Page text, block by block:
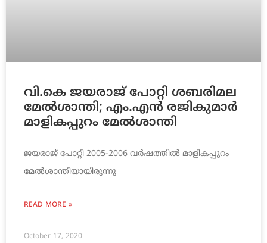
വി.കെ ജയരാജ് പോറ്റി ശബരിമല
മേല്‍ശാന്തി; എം.എന്‍ രജികുമാര്‍
മാളികപ്പുറം മേല്‍ശാന്തി
ജയരാജ് പോറ്റി 2005-2006 വര്‍ഷത്തില്‍ മാളികപ്പുറം
മേല്‍ശാന്തിയായിരുന്നു
READ MORE »
October 17, 2020